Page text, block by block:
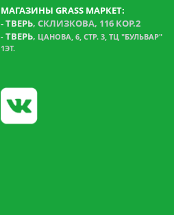
МАГАЗИНЫ GRASS МАРКЕТ:
-ТВЕРЬ, СКЛИЗКОВА, 116 КОР.2
- ТВЕРЬ, ЦАНОВА, 6, СТР. 3, ТЦ "БУЛЬВАР"
1ЭТ.